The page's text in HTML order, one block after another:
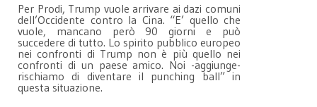
Per Prodi, Trump vuole arrivare ai dazi comuni
dell’Occidente contro la Cina. “E’ quello che
vuole, mancano però 90 giorni e può
succedere di tutto. Lo spirito pubblico europeo
nei confronti di Trump non è più quello nei
confronti di un paese amico. Noi -aggiunge-
rischiamo di diventare il punching ball” in
questa situazione.